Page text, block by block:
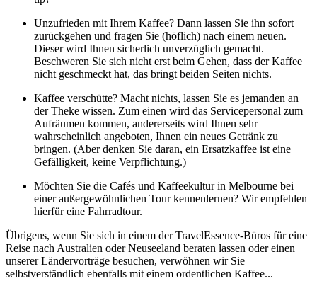
Unzufrieden mit Ihrem Kaffee? Dann lassen Sie ihn sofort
zurückgehen und fragen Sie (höflich) nach einem neuen.
Dieser wird Ihnen sicherlich unverzüglich gemacht.
Beschweren Sie sich nicht erst beim Gehen, dass der Kaffee
nicht geschmeckt hat, das bringt beiden Seiten nichts.
Kaffee verschütte? Macht nichts, lassen Sie es jemanden an
der Theke wissen. Zum einen wird das Servicepersonal zum
Aufräumen kommen, andererseits wird Ihnen sehr
wahrscheinlich angeboten, Ihnen ein neues Getränk zu
bringen. (Aber denken Sie daran, ein Ersatzkaffee ist eine
Gefälligkeit, keine Verpflichtung.)
Möchten Sie die Cafés und Kaffeekultur in Melbourne bei
einer außergewöhnlichen Tour kennenlernen? Wir empfehlen
hierfür eine Fahrradtour.
Übrigens, wenn Sie sich in einem der TravelEssence-Büros für eine
Reise nach Australien oder Neuseeland beraten lassen oder einen
unserer Ländervorträge besuchen, verwöhnen wir Sie
selbstverständlich ebenfalls mit einem ordentlichen Kaffee...